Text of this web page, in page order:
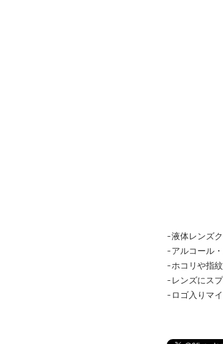
-液体レンズ
-アルコール・
-ホコリや指紋
-レンズにス
-ロゴ入りマ